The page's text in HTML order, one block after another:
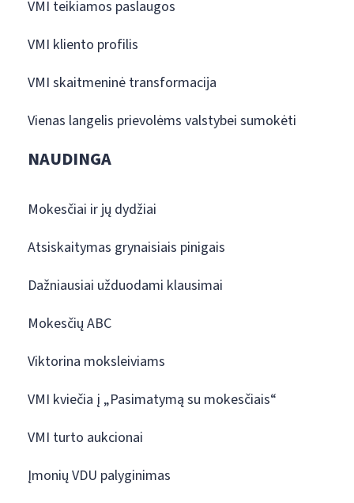
VMI teikiamos paslaugos
VMI kliento profilis
VMI skaitmeninė transformacija
Vienas langelis prievolėms valstybei sumokėti
NAUDINGA
Mokesčiai ir jų dydžiai
Atsiskaitymas grynaisiais pinigais
Dažniausiai užduodami klausimai
Mokesčių ABC
Viktorina moksleiviams
VMI kviečia į „Pasimatymą su mokesčiais“
VMI turto aukcionai
Įmonių VDU palyginimas